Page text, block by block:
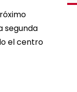
segunda
el centro